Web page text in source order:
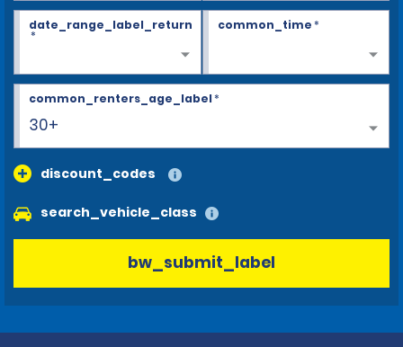
date_range_label_return
*
common_time*
30+
common_renters_age_label*
discount_codes
search_vehicle_class
bw_submit_label